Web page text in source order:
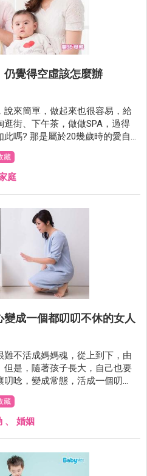
覺得空虛該怎麼辦
說來簡單，做起來也很容易，給
街、下午茶，做做SPA，過得
嗎? 那是屬於20幾歲時的愛自
歲漸長，經濟能力愈來愈強時，
在半島酒店喝下午茶、甚至飛去
的寵愛，滿足感只能維持一個
藏
庭
成一個都叨叨不休的女人
不活成媽媽魂，從上到下，由
是，隨著孩子長大，自己也要
唸，變成常態，活成一個叨叨
也討厭的女人。
藏
、 婚姻